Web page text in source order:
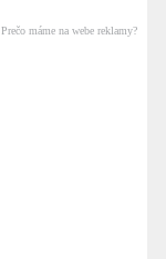
Prečo máme na webe reklamy?